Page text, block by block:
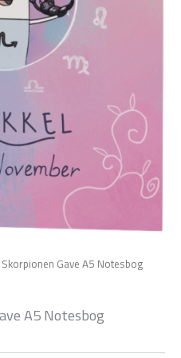
Gave A5 Notesbog
A5 Notesbog